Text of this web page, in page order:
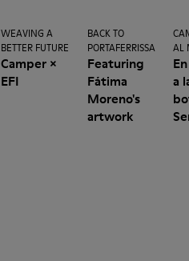
WEAVING A
BETTER FUTURE
Camper ×
EFI
BACK TO
PORTAFERRISSA
Featuring
Fátima
Moreno's
artwork
AL
a